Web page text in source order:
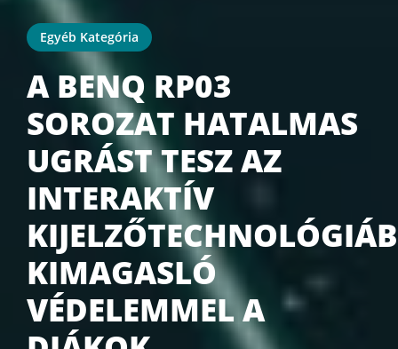
Egyéb Kategória
A BENQ RP03
SOROZAT HATALMAS
UGRÁST TESZ AZ
INTERAKTÍV
KIMAGASLÓ
VÉDELEMMEL A